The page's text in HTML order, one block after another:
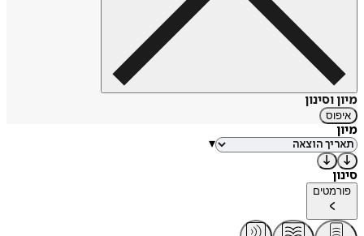
מיון וסינון
איפוס
מיון
▾
סינון
פורמטים